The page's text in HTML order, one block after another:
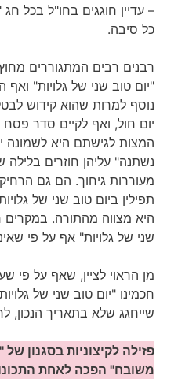
– עדיין חוגגים בחו"ל בכל
כל סיבה.
רבנים רבים המתגוררים
"יום טוב שני של גלויות" ואף
נוסף למרות שהוא קידוש
יום חול, ואף לקיים סדר
המצות לגישתם היא לשמונה
נשתנה" עליהן חוזרים
מעוררות גיחוך. הם גם
תפילין ביום טוב שני של
היא מצווה מהתורה. במקרים
שני של גלויות" אף על פי
מן הראוי לציין, שאף על פי
חכמינו "יום טוב שני של
שייחגג שלא בתאריך הנכון,
פזילה לקיצוניות בסגנון
משובח" הפכה לאחת